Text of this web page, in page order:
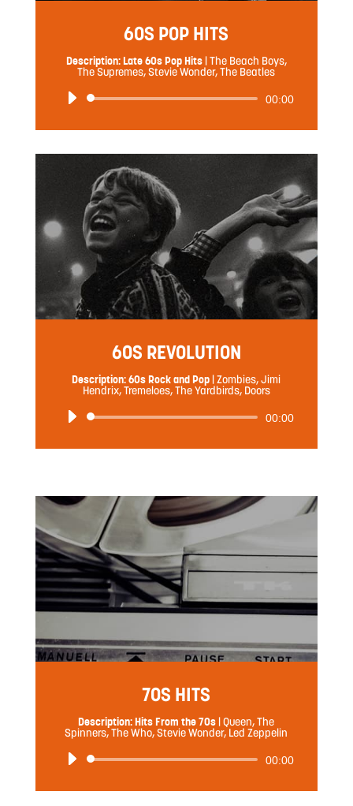
60S POP HITS
Description: Late 60s Pop Hits|The Beach Boys,
The Supremes, Stevie Wonder, The Beatles
音
プ
レ
ー
00:00
60S REVOLUTION
Description: 60s Rock and Pop |Zombies, Jimi
Hendrix, Tremeloes, The Yardbirds, Doors
音
プ
ヤ
ー
00:00
70S HITS
Description: Hits From the 70s |Queen, The
Spinners, The Who, Stevie Wonder, Led Zeppelin
音
プ
00:00